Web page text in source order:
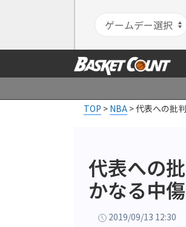
TOP > NBA >代表への批
代表への
かなる中
2019/09/13 12:30